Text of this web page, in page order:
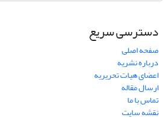
دسترسی سریع
صفحه اصلی
درباره نشریه
اعضای هیات تحریریه
ارسال مقاله
تماس با ما
نقشه سایت